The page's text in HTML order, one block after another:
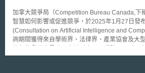
的風險等級資訊。 （3）異動紀錄：當使用案例的風險評級或負責人變更
時，須即時更新清單。 （4）自定義欄位：各機關可根據其需求，自行增加
欄位。 （二）AI 使用案例範疇判斷 機關須在評估所有新案例，依以下特徵
判斷AI應用是否屬於「範疇內（In-scope）」的應用： 1.對個人、
織或環境造成重大損害。 2.實質影響行政處分或行政決策。 3.在無人工審查
的情況下，大眾將直接與AI互動或受其影響。 4.涉及個人、敏感資料等資
明人地位：1、草案規定「利用本單位物質技術條
利歸屬優先適用約定原則，若未約定時，申請專
人。2、為解決國家設立之研究機構、高等院校
許發明人或設計人在單位怠於實施發明情形下，
授權他人實施該專利，並按照協議享有相應權益
加拿大競爭局（Competition Bureau Canada,下
智慧如何影響或促進競爭，於2025年1月27日發
(Consultation on Artificial Intelligence and
詢期間獲得來自學術界、法律界、產業協會及大型
型至終端產品或服務各階段皆在快速發展，可以